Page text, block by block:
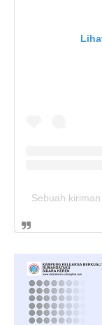
Sebuah